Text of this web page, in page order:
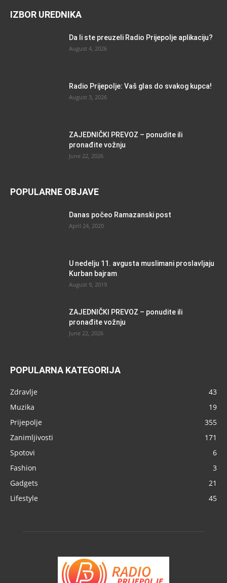
IZBOR UREDNIKA
Da li ste preuzeli Radio Prijepolje aplikaciju?
August 4, 2026
Radio Prijepolje: Vaš glas do svakog kupca!
August 3, 2026
ZAJEDNIČKI PREVOZ – ponudite ili
pronađite vožnju
June 22, 2026
POPULARNE OBJAVE
Danas počeo Ramazanski post
April 24, 2020
U nedelju 11. avgusta muslimani proslavljaju
Kurban bajram
August 9, 2019
ZAJEDNIČKI PREVOZ – ponudite ili
pronađite vožnju
June 22, 2026
POPULARNA KATEGORIJA
Zdravlje
43
Muzika
19
Prijepolje
355
Zanimljivosti
171
Spotovi
6
Fashion
3
Gadgets
21
Lifestyle
45